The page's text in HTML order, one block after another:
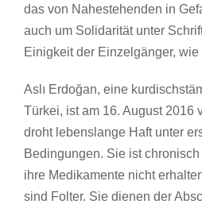
das von Nahestehenden in
auch um Solidarität unter
Einigkeit der Einzelgänger,
Aslı Erdoğan, eine
Türkei, ist am 16. August 2016
droht lebenslange Haft unter
Bedingungen. Sie ist
ihre Medikamente nicht
sind Folter. Sie dienen der